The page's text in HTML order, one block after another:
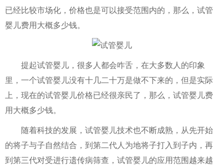
已经比较市场化，价格也是可以接受范围内的，那么，试管
婴儿费用大概多少钱。
提起试管婴儿，很多人都会咋舌，在大多数人的印象
里，一个试管婴儿没有十几二十万是做不下来的，但是实际
上，现在的试管婴儿价格已经很亲民了，那么，试管婴儿费
用大概多少钱。
随着科技的发展，试管婴儿技术也不断成熟，从先开始
的将子与子自然结合，到第二代人为地将子打入到子内，再
到第三代对受进行遗传病筛查，试管婴儿的应用范围越来越